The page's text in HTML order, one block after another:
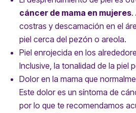
cáncer de mama en mujeres.
costras y descamación en el
piel cerca del pezón o areola.
Piel enrojecida en los
Inclusive, la tonalidad de la piel
Dolor en la mama que
Este dolor es un síntoma de
por lo que te recomendamos